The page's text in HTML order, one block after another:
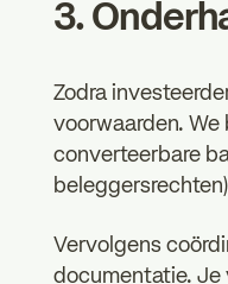
3.
Zodra
voorwaarden.
converteerbare
Vervolgens
documentatie. Je